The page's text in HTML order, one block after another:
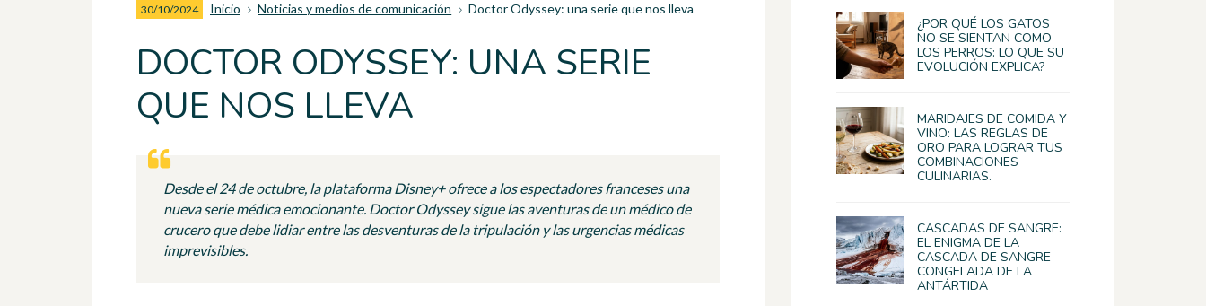
30/10/2024 Inicio Noticias y medios de comunicación Doctor Odyssey: una serie que nos lleva
DOCTOR ODYSSEY: UNA SERIE
QUE NOS LLEVA
Desde el 24 de octubre, la plataforma Disney+ ofrece a los espectadores franceses una
nueva serie médica emocionante. Doctor Odyssey sigue las aventuras de un médico de
crucero que debe lidiar entre las desventuras de la tripulación y las urgencias médicas
imprevisibles.
¿POR QUÉ LOS GATOS
NO SE SIENTAN COMO
LOS PERROS: LO QUE SU
EVOLUCIÓN EXPLICA?
MARIDAJES DE COMIDA Y
VINO: LAS REGLAS DE
ORO PARA LOGRAR TUS
COMBINACIONES
CULINARIAS.
CASCADAS DE SANGRE:
EL ENIGMA DE LA
CASCADA DE SANGRE
CONGELADA DE LA
ANTÁRTIDA